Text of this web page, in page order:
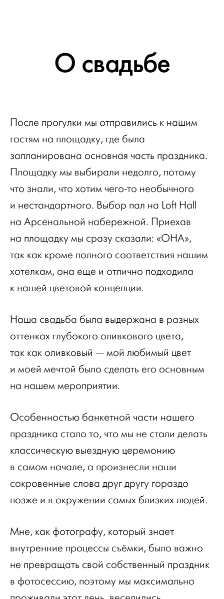
О свадьбе
После прогулки мы отправились к нашим
гостям на площадку, где была
запланирована основная часть праздника.
Площадку мы выбирали недолго, потому
что знали, что хотим чего-то необычного
и нестандартного. Выбор пал на Loft Hall
на Арсенальной набережной. Приехав
на площадку мы сразу сказали: «ОНА»,
так как кроме полного соответствия нашим
хотелкам, она еще и отлично подходила
к нашей цветовой концепции.
Наша свадьба была выдержана в разных
оттенках глубокого оливкового цвета,
так как оливковый — мой любимый цвет
и моей мечтой было сделать его основным
на нашем мероприятии.
Особенностью банкетной части нашего
праздника стало то, что мы не стали делать
классическую выездную церемонию
в самом начале, а произнесли наши
сокровенные слова друг другу гораздо
позже и в окружении самых близких людей.
Мне, как фотографу, который знает
внутренние процессы съёмки, было важно
не превращать свой собственный праздник
в фотосессию, поэтому мы максимально